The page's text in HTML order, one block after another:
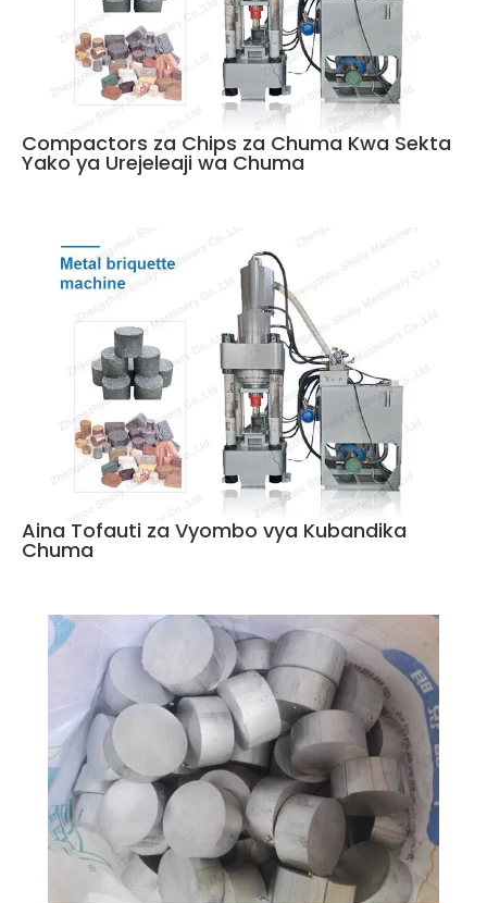
Compactors za Chips za Chuma Kwa Sekta
Yako ya Urejeleaji wa Chuma
Aina Tofauti za Vyombo vya Kubandika
Chuma